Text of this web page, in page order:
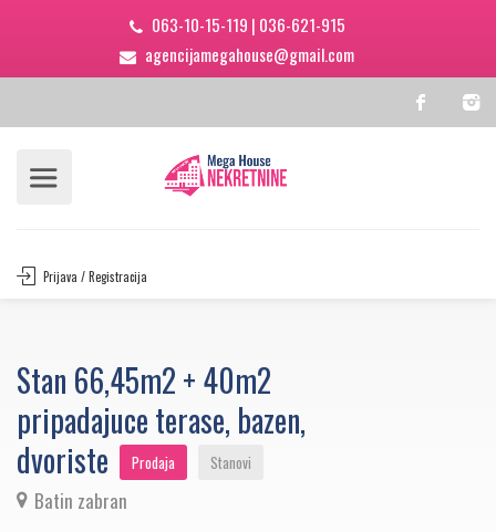
063-10-15-119 | 036-621-915
agencijamegahouse@gmail.com
Prijava / Registracija
Stan 66,45m2 + 40m2
pripadajuce terase, bazen,
dvoriste
Prodaja Stanovi
Batin zabran